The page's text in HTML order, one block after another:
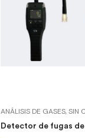
ANÁLISIS DE GASES,SIN
Detector de fugas